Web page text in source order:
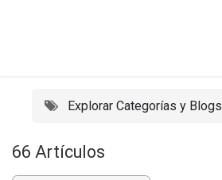
Explorar Categorías y Blogs
66 Artículos